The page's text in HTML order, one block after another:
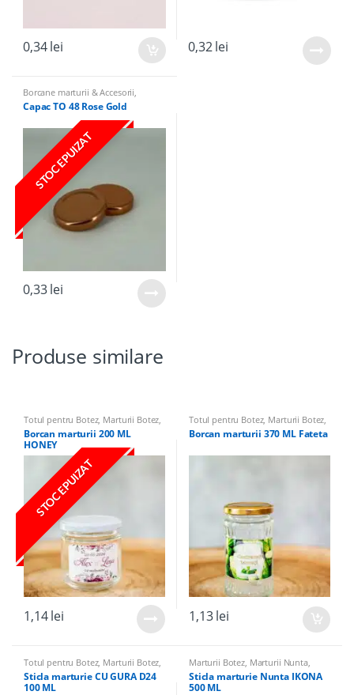
0,34lei 0,32lei
Borcane marturii & Accesorii
Capace Borcane
Capac TO 48 Rose Gold
STOC EPUIZAT
0,33lei
Produse similare
Totul pentru Botez, Marturii Botez,
Borcane marturii & Accesorii
Borcane Marturii,Marturii Nunta
Borcan marturii 200 ML
HONEY
STOC EPUIZAT
1,14lei
Totul pentru Botez, Marturii Botez,
Borcane marturii & Accesorii,
Borcane Marturii,Marturii Nunta
Borcan marturii 370 ML Fateta
1,13lei
Totul pentru Botez, Marturii Botez,
Sticle marturii & Accesorii,Sticle
Marturii,Marturii Nunta
Sticla marturie CU GURA D24
100 ML
Marturii Botez, Marturii Nunta,
Sticle Marturii , Sticle marturii &
Accesorii,Totul pentru Botez
Sticla marturie Nunta IKONA
500 ML